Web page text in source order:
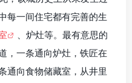
每一间住宅都有完善的生
、炉灶等。最有意思的
，一条通向炉灶，铁匠在
通向食物储藏室，从井里